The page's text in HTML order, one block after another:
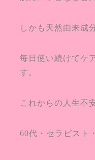
しかも天然由来成
毎日使い続けてケ
す。
これからの人生不
60代・セラピスト